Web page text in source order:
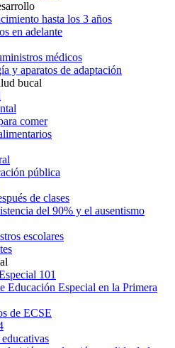
hasta los 3 años
en adelante
médicos
y aparatos de adaptación
bucal
comer
pública
de clases
del 90% y el ausentismo
escolares
101
Educación Especial en la Primera
de ECSE